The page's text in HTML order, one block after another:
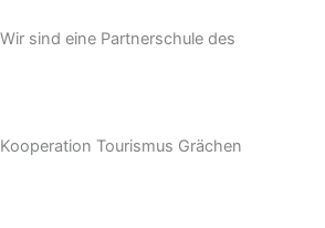
Wir sind eine Partnerschule des
Kooperation Tourismus Grächen